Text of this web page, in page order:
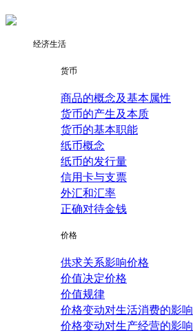
经济生活
货币
商品的概念及基本属性
货币的产生及本质
货币的基本职能
纸币概念
纸币的发行量
信用卡与支票
外汇和汇率
正确对待金钱
价格
供求关系影响价格
价值决定价格
价值规律
价格变动对生活消费的影响
价格变动对生产经营的影响